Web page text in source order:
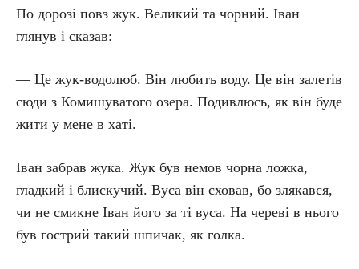
По дорозі повз жук. Великий та чорний. Іван
глянув і сказав:
— Це жук-водолюб. Він любить воду. Це він залетів
сюди з Комишуватого озера. Подивлюсь, як він буде
жити у мене в хаті.
Іван забрав жука. Жук був немов чорна ложка,
гладкий і блискучий. Вуса він сховав, бо злякався,
чи не смикне Іван його за ті вуса. На череві в нього
був гострий такий шпичак, як голка.